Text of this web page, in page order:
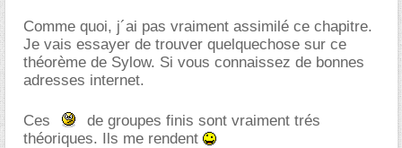
Comme quoi, j´ai pas vraiment assimilé ce chapitre.
Je vais essayer de trouver quelquechose sur ce
théorème de Sylow. Si vous connaissez de bonnes
adresses internet.
Ces
de groupes finis sont vraiment trés
théoriques. Ils me rendent